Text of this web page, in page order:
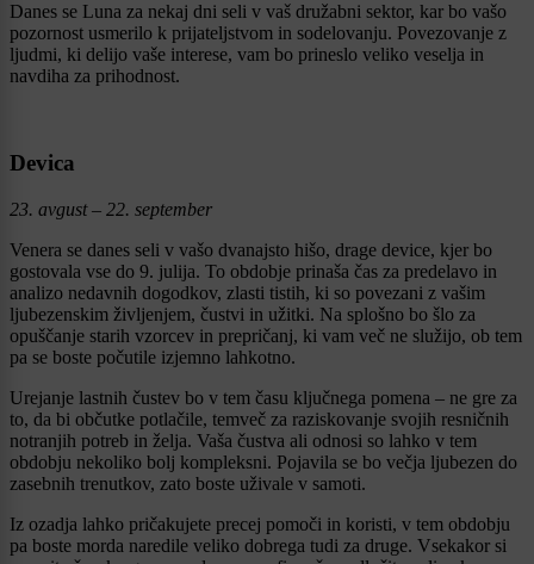
Danes se Luna za nekaj dni seli v vaš družabni sektor, kar bo vašo
pozornost usmerilo k prijateljstvom in sodelovanju. Povezovanje z
ljudmi, ki delijo vaše interese, vam bo prineslo veliko veselja in
navdiha za prihodnost.
Devica
23. avgust – 22. september
Venera se danes seli v vašo dvanajsto hišo, drage device, kjer bo
gostovala vse do 9. julija. To obdobje prinaša čas za predelavo in
analizo nedavnih dogodkov, zlasti tistih, ki so povezani z vašim
ljubezenskim življenjem, čustvi in užitki. Na splošno bo šlo za
opuščanje starih vzorcev in prepričanj, ki vam več ne služijo, ob tem
pa se boste počutile izjemno lahkotno.
Urejanje lastnih čustev bo v tem času ključnega pomena – ne gre za
to, da bi občutke potlačile, temveč za raziskovanje svojih resničnih
notranjih potreb in želja. Vaša čustva ali odnosi so lahko v tem
obdobju nekoliko bolj kompleksni. Pojavila se bo večja ljubezen do
zasebnih trenutkov, zato boste uživale v samoti.
Iz ozadja lahko pričakujete precej pomoči in koristi, v tem obdobju
pa boste morda naredile veliko dobrega tudi za druge. Vsekakor si